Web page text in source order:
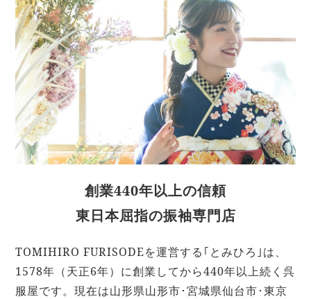
創業440年以上の信頼
東日本屈指の振袖専門店
TOMIHIRO FURISODEを運営する｢とみひろ｣は、
1578年（天正6年）に創業してから440年以上続く呉
服屋です。現在は山形県山形市･宮城県仙台市･東京